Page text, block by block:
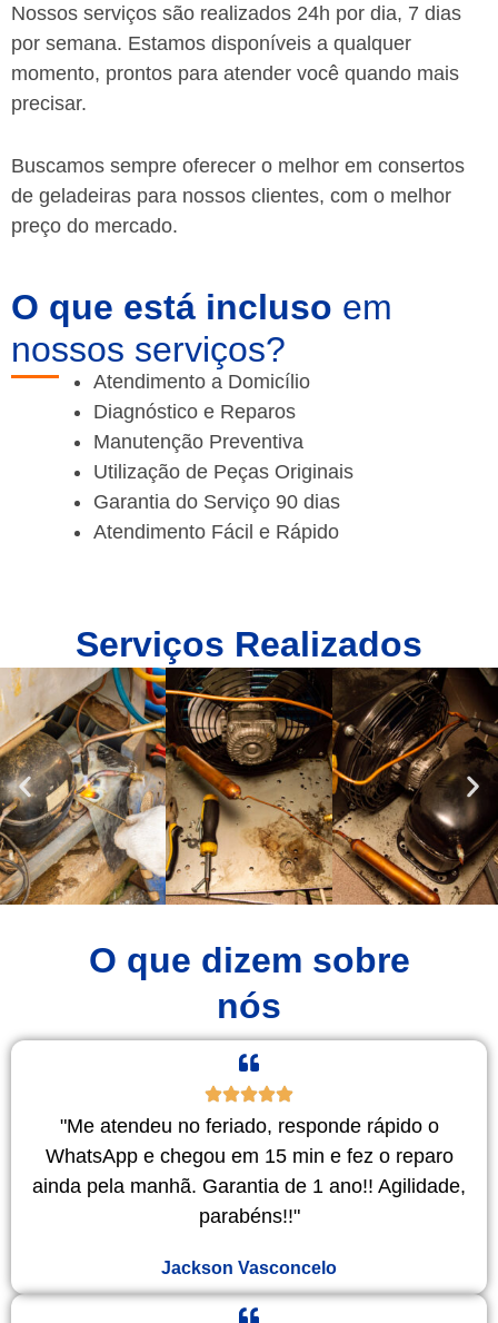
Nossos serviços são realizados 24h por dia, 7 dias
por semana. Estamos disponíveis a qualquer
momento, prontos para atender você quando mais
precisar.
Buscamos sempre oferecer o melhor em consertos
de geladeiras para nossos clientes, com o melhor
preço do mercado.
O que está incluso em
nossos serviços?
Atendimento a Domicílio
Diagnóstico e Reparos
Manutenção Preventiva
Utilização de Peças Originais
Garantia do Serviço 90 dias
Atendimento Fácil e Rápido
Serviços Realizados
O que dizem sobre
nós
"Me atendeu no feriado, responde rápido o
WhatsApp e chegou em 15 min e fez o reparo
ainda pela manhã. Garantia de 1 ano!! Agilidade,
parabéns!!"
Jackson Vasconcelo